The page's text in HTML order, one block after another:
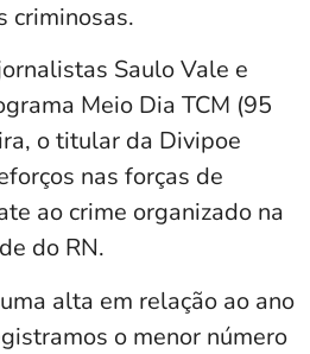
criminosas.
Saulo Vale e
Meio Dia TCM (95
o titular da Divipoe
nas forças de
ao crime organizado na
do RN.
alta em relação ao ano
o menor número